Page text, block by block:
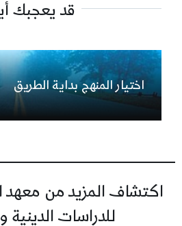
قد يعجبك
اختيار المنهج بداية الطريق
اكتشاف المزيد من معهد
للدراسات الدينية